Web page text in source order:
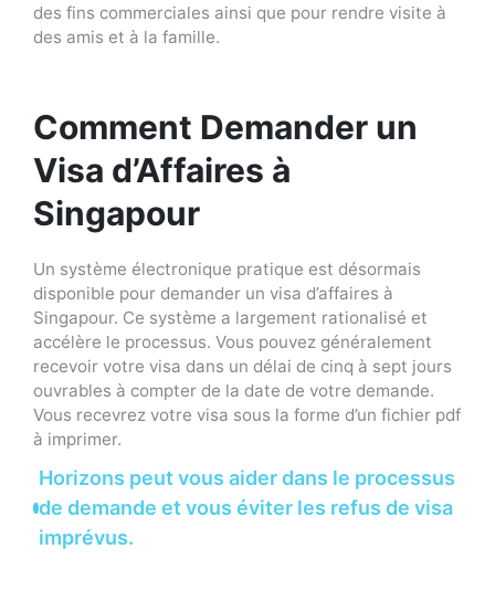
des fins commerciales ainsi que pour rendre visite à
des amis et à la famille.
Comment Demander un
Visa d’Affaires à
Singapour
Un système électronique pratique est désormais
disponible pour demander un visa d’affaires à
Singapour. Ce système a largement rationalisé et
accélère le processus. Vous pouvez généralement
recevoir votre visa dans un délai de cinq à sept jours
ouvrables à compter de la date de votre demande.
Vous recevrez votre visa sous la forme d’un fichier pdf
à imprimer.
Horizons peut vous aider dans le processus
de demande et vous éviter les refus de visa
imprévus.